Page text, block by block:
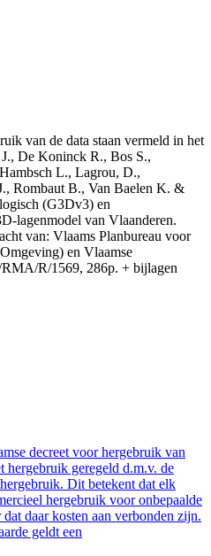
van de data staan vermeld in het
De Koninck R., Bos S.,
L., Lagrou, D.,
Rombaut B., Van Baelen K. &
(G3Dv3) en
lagenmodel van Vlaanderen.
van: Vlaams Planbureau voor
en Vlaamse
R/1569, 286p. + bijlagen
decreet voor hergebruik van
hergebruik geregeld d.m.v. de
Dit betekent dat elk
hergebruik voor onbepaalde
daar kosten aan verbonden zijn.
geldt een